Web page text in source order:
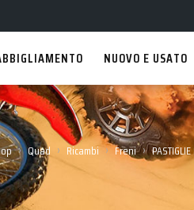
NUOVO E USATO
› Quad › Ricambi › Freni ›